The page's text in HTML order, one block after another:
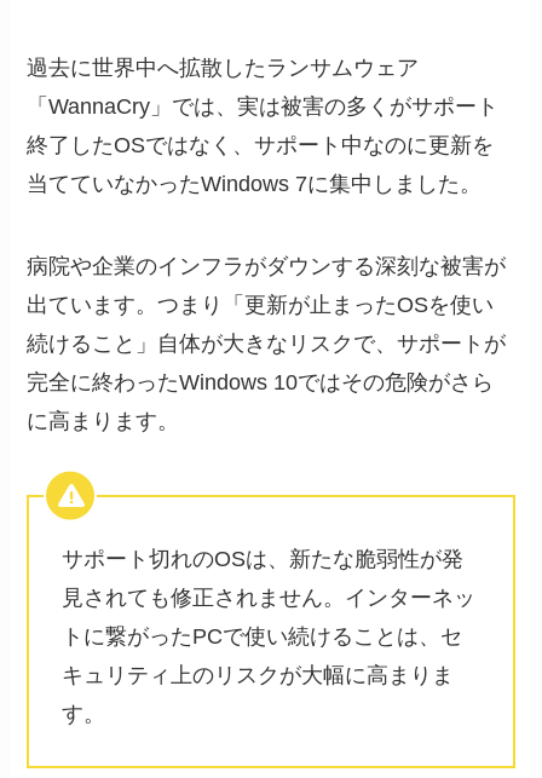
過去に世界中へ拡散したランサムウェア
「WannaCry」では、実は被害の多くがサポート
終了したOSではなく、サポート中なのに更新を
当てていなかったWindows 7に集中しました。
病院や企業のインフラがダウンする深刻な被害が
出ています。つまり「更新が止まったOSを使い
続けること」自体が大きなリスクで、サポートが
完全に終わったWindows 10ではその危険がさら
に高まります。
サポート切れのOSは、新たな脆弱性が発
見されても修正されません。インターネッ
トに繋がったPCで使い続けることは、セ
キュリティ上のリスクが大幅に高まりま
す。